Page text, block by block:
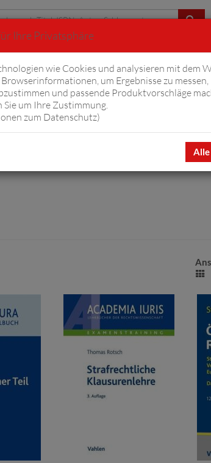
Suche
Hörbücher Komplizen
Ihre Privatsphäre
wie Cookies und analysieren mit dem
um Ergebnisse zu
und passende Produktvorschläge
um Ihre Zustimmung.
zum Datenschutz)
Alle